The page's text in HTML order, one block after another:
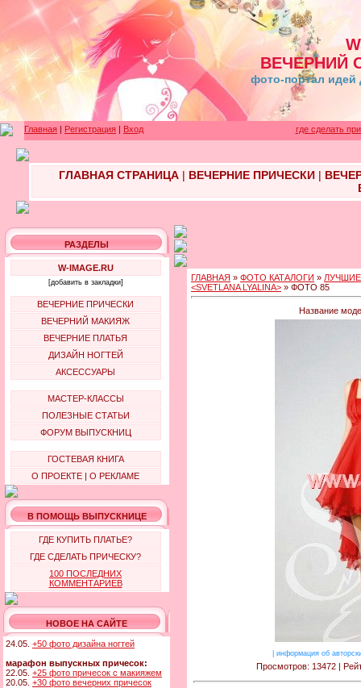
ВЕЧЕРНИЙ
фото-портал идей
Главная | Регистрация | Вход где сделать
ГЛАВНАЯ СТРАНИЦА| ВЕЧЕРНИЕ ПРИЧЕСКИ|
РАЗДЕЛЫ
W-IMAGE.RU
[добавить в закладки]
ВЕЧЕРНИЕ ПРИЧЕСКИ
ВЕЧЕРНИЙ МАКИЯЖ
ВЕЧЕРНИЕ ПЛАТЬЯ
ДИЗАЙН НОГТЕЙ
АКСЕССУАРЫ
МАСТЕР-КЛАССЫ
ПОЛЕЗНЫЕ СТАТЬИ
ФОРУМ ВЫПУСКНИЦ
ГОСТЕВАЯ КНИГА
О ПРОЕКТЕ | О РЕКЛАМЕ
В ПОМОЩЬ ВЫПУСКНИЦЕ
ГДЕ КУПИТЬ ПЛАТЬЕ?
ГДЕ СДЕЛАТЬ ПРИЧЕСКУ?
100 ПОСЛЕДНИХ
КОММЕНТАРИЕВ
НОВОЕ НА САЙТЕ
24.05. +50 фото дизайна ногтей
марафон выпускных причесок:
22.05. +25 фото причесок с макияжем
20.05. +30 фото вечерних причесок
ГЛАВНАЯ » ФОТО КАТАЛОГИ »
<SVETLANA LYALINA> » ФОТО 85
Название
информация об
Просмотров: 13472 |